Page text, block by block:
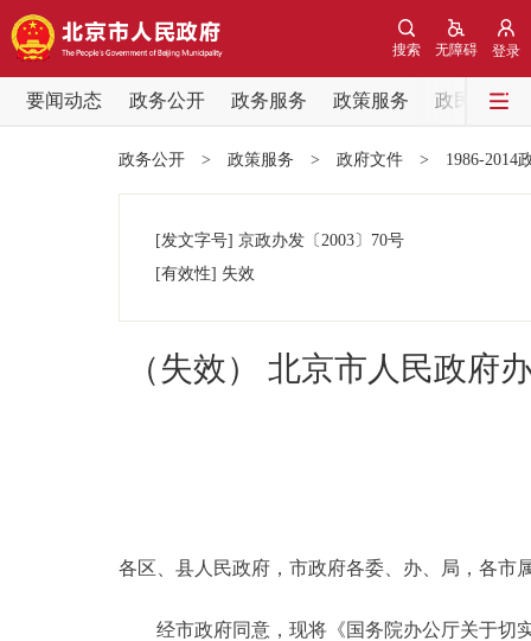
登录
无障碍
搜索
要闻动态 政务公开 政务服务 政策服务
政民互动
党中央精神
政务公开
政务公开 > 政策服务 > 政府文件 > 1986-2014
[发文字号] 京政办发 〔2003〕 70号
[有效性] 失效
（失效） 北京市人民政府
各区、县人民政府，市政府各委、办、局，各市
经市政府同意，现将《国务院办公厅关于切实